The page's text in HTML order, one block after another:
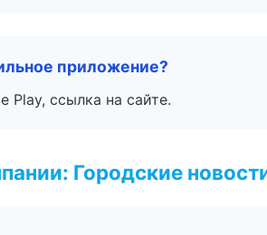
приложение?
Play, ссылка на сайте.
Городские